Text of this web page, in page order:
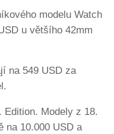
modelu Watch
u většího 42mm
na 549 USD za
Edition. Modely z 18.
na 10.000 USD a